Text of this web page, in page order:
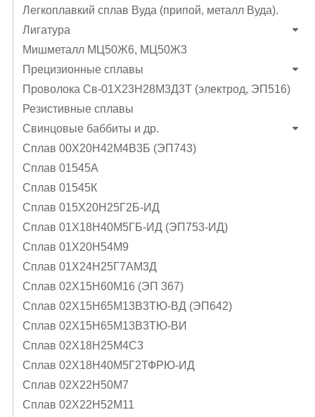
Легкоплавкий сплав Вуда (припой, металл Вуда).
Лигатура
Мишметалл МЦ50Ж6, МЦ50Ж3
Прецизионные сплавы
Проволока Св-01Х23Н28М3Д3Т (электрод, ЭП516)
Резистивные сплавы
Свинцовые баббиты и др.
Сплав 00Х20Н42М4В3Б (ЭП743)
Сплав 01545А
Сплав 01545К
Сплав 015Х20Н25Г2Б-ИД
Сплав 01Х18Н40М5ГБ-ИД (ЭП753-ИД)
Сплав 01Х20Н54М9
Сплав 01Х24Н25Г7АМ3Д
Сплав 02Х15Н60М16 (ЭП 367)
Сплав 02Х15Н65М13В3ТЮ-ВД (ЭП642)
Сплав 02Х15Н65М13В3ТЮ-ВИ
Сплав 02Х18Н25М4С3
Сплав 02Х18Н40М5Г2ТФРЮ-ИД
Сплав 02Х22Н50М7
Сплав 02Х22Н52М11